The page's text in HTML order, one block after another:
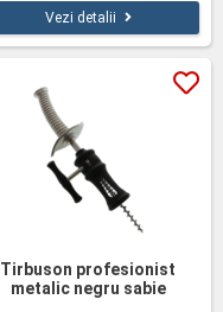
Vezi detalii
Tirbuson profesionist
metalic negru sabie